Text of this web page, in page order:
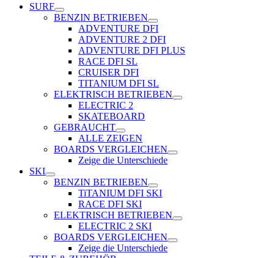
Français
SURF
BENZIN BETRIEBEN
ADVENTURE DFI
ADVENTURE 2 DFI
ADVENTURE DFI PLUS
RACE DFI SL
CRUISER DFI
TITANIUM DFI SL
ELEKTRISCH BETRIEBEN
ELECTRIC 2
SKATEBOARD
GEBRAUCHT
ALLE ZEIGEN
BOARDS VERGLEICHEN
Zeige die Unterschiede
SKI
BENZIN BETRIEBEN
TiTANIUM DFI SKI
RACE DFI SKI
ELEKTRISCH BETRIEBEN
ELECTRIC 2 SKI
BOARDS VERGLEICHEN
Zeige die Unterschiede